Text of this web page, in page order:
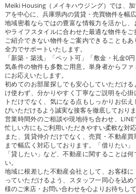
Meiki Housing（メイキハウジング）では、
アを中心に、兵庫県内の賃貸・売買物件を幅
地域密着ならではの豊富な情報力を活かし
やライフスタイルに合わせた最適な物件を
ご紹介できない物件をご案内できることも
全力でサポートいたします。
「新築・築浅」「ペット可」「敷金・礼金0
気条件の物件も多数ご用意。単身者からフ
にお応えいたします。
初めてのお部屋探しでも安心していただけ
け使わず、分かりやすく丁寧なご説明を心
トだけでなく、気になる点もしっかりお伝
びいただけるよう誠実な接客を徹底しておりま
営業時間外のご相談や現地待ち合わせ、
忙しい方にもご利用いただきやすい柔軟な対
また、賃貸仲介だけでなく、売買・不動産
まで幅広く対応しております。「借りたい」
「貸したい」など、不動産に関することは
い。
地域に根差した不動産会社として、お客様
っていただけるよう、スタッフ一同心を込
様のご来店・お問い合わせを心よりお待ちして